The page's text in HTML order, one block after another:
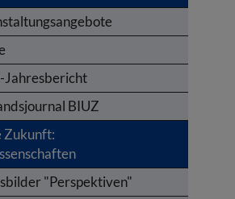
Jahresbericht
BIUZ
Zukunft:
"Perspektiven"